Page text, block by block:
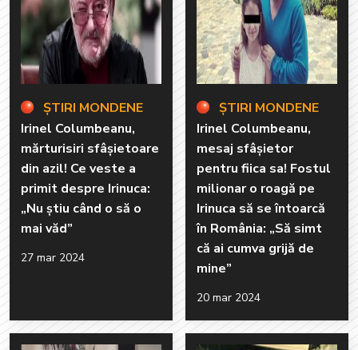
ȘTIRI MONDENE
Irinel Columbeanu,
mărturisiri sfâșietoare
din azil! Ce veste a
primit despre Irinuca:
„Nu știu când o să o
mai văd”
27 mar 2024
ȘTIRI MONDENE
Irinel Columbeanu,
mesaj sfâșietor
pentru fiica sa! Fostul
milionar o roagă pe
Irinuca să se întoarcă
în România: „Să simt
că ai cumva grijă de
mine”
20 mar 2024